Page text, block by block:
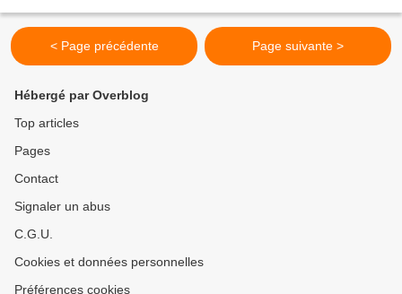
< Page précédente Page suivante >
Hébergé par Overblog
Top articles
Pages
Contact
Signaler un abus
C.G.U.
Cookies et données personnelles
Préférences cookies